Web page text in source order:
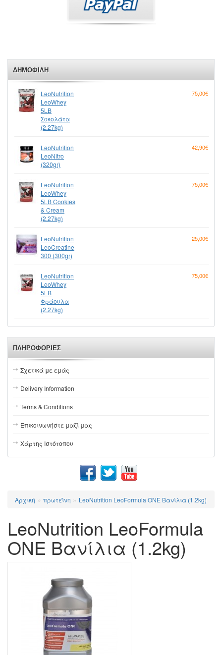
ΔΗΜΟΦΙΛΉ
LeoNutrition
LeoWhey
5LB
Σοκολάτα
(2.27kg)
75,00€
LeoNutrition
LeoNitro
(320gr)
42,90€
LeoNutrition
LeoWhey
5LB Cookies
& Cream
(2.27kg)
75,00€
LeoNutrition
LeoCreatine
300 (300gr)
25,00€
LeoNutrition
LeoWhey
5LB
Φράουλα
(2.27kg)
75,00€
ΠΛΗΡΟΦΟΡΊΕΣ
Σχετικά με εμάς
Delivery Information
Terms & Conditions
Επικοινωνήστε μαζί μας
Χάρτης Ιστότοπου
Αρχική » πρωτεΐνη » LeoNutrition LeoFormula ONE Βανίλια (1.2kg)
LeoNutrition LeoFormula
ONE Βανίλια (1.2kg)